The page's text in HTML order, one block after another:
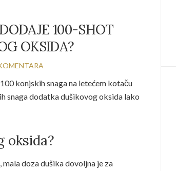
100-SHOT
OKSIDA?
konjskih snaga na letećem kotaču
snaga dodatka dušikovog oksida lako
oksida?
doza dušika dovoljna je za